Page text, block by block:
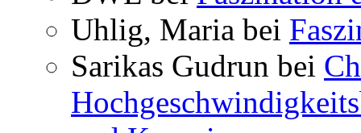
Uhlig, Maria bei
Sarikas Gudrun bei